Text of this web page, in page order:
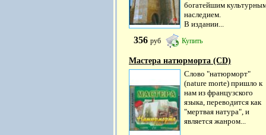
богатейшим
наследием.
В издании...
356 руб Купить
Мастера натюрморта (CD)
Слово "натюрморт"
(nature morte) пришло к
нам из французского
языка, переводится как
"мертвая натура", и
является жанром...